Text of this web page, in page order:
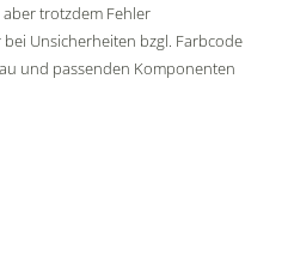
trotzdem Fehler
Unsicherheiten bzgl. Farbcode
und passenden Komponenten